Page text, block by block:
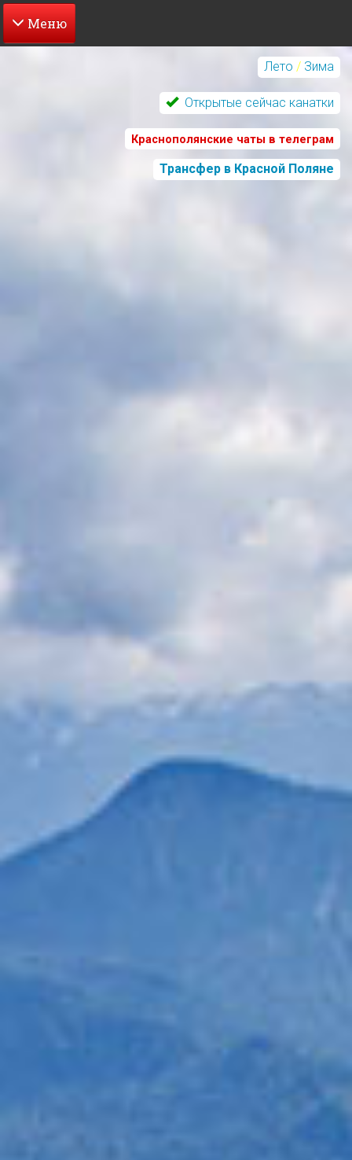
Перейти
Лето / Зима
Открытые сейчас канатки
Краснополянские чаты в телеграм
Трансфер в Красной Поляне